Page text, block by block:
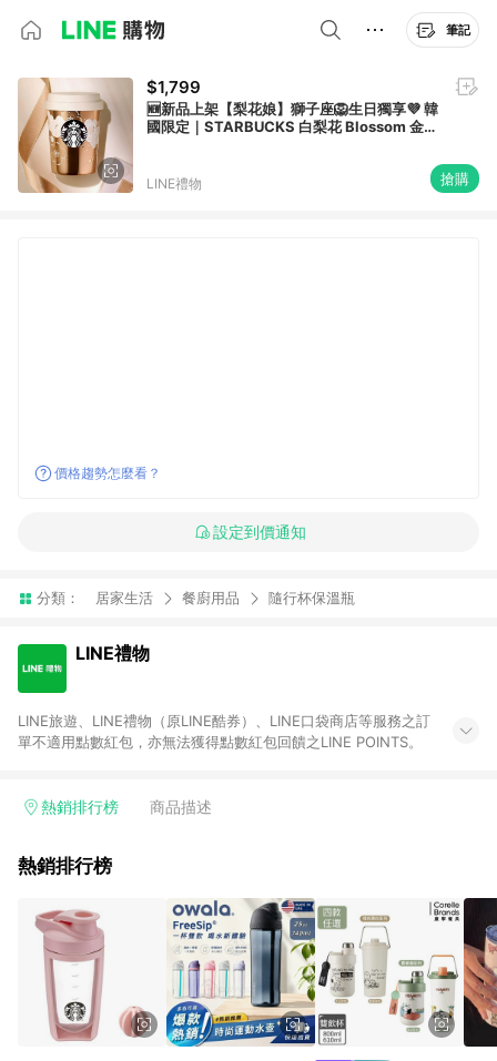
筆記
$1,799
🆕新品上架【梨花娘】獅子座🦁生日獨享💜 韓
國限定｜STARBUCKS 白梨花 Blossom 金緻
LINE禮物 搶購
價格趨勢怎麼看？
設定到價通知
分類： 居家生活 餐廚用品 隨行杯保溫瓶
LINE禮物
LINE旅遊、LINE禮物（原LINE酷券）、LINE口袋商店等服務之訂
單不適用點數紅包，亦無法獲得點數紅包回饋之LINE POINTS。
熱銷排行榜 商品描述
熱銷排行榜